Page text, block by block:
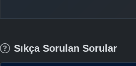
Sıkça Sorulan Sorular